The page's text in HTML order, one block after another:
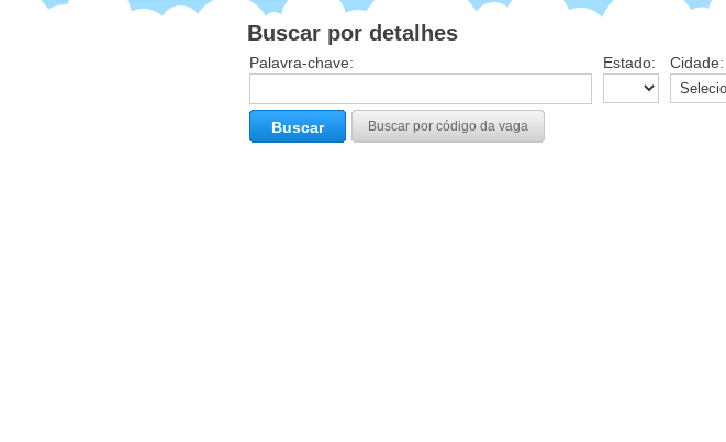
Buscar por detalhes
Palavra-chave: Estado: Cidade:
Buscar Buscar por código da vaga